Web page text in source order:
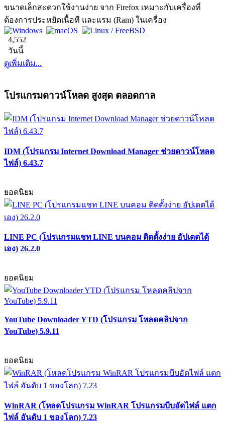
ขนาดเล็กสะดวกใช้งานง่าย จาก Firefox เหมาะกับเครื่องที่
ต้องการประหยัดเนื้อที และแรม (Ram) ในเครื่อง
4,552
วันนี้
ดูเพิ่มเติม...
โปรแกรมดาวน์โหลด สูงสุด ตลอดกาล
IDM (โปรแกรม Internet Download Manager ช่วยดาวน์โหลด
ไฟล์) 6.43.7
ยอดนิยม
LINE PC (โปรแกรมแชท LINE บนคอม ติดตั้งง่าย อัปเดตได้
เอง) 26.2.0
ยอดนิยม
YouTube Downloader YTD (โปรแกรม โหลดคลิปจาก
YouTube) 5.9.11
ยอดนิยม
WinRAR (โหลดโปรแกรม WinRAR โปรแกรมบีบอัดไฟล์ แตก
ไฟล์ อันดับ 1 ของโลก) 7.23